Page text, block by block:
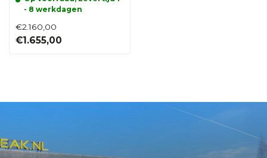
- 8 werkdagen
€2.160,00
€1.655,00